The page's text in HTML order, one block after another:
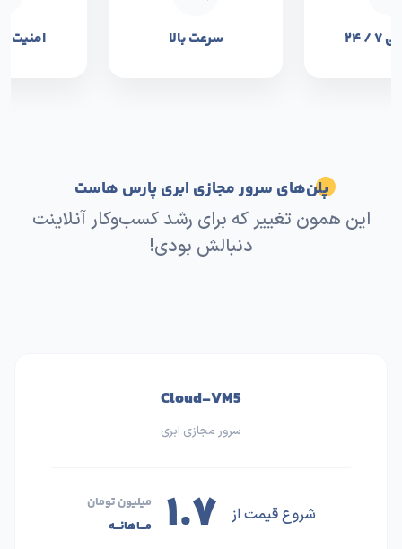
/ ۲۴ سرعت بالا امنیت
پلن‌های سرور مجازی ابری پارس هاست
این همون تغییر که برای رشد کسب‌وکار آنلاینت
دنبالش بودی!
Cloud-VM5
سرور مجازی ابری
شروع قیمت از ۱.۷
میلیون تومان
مـــاهانـــه